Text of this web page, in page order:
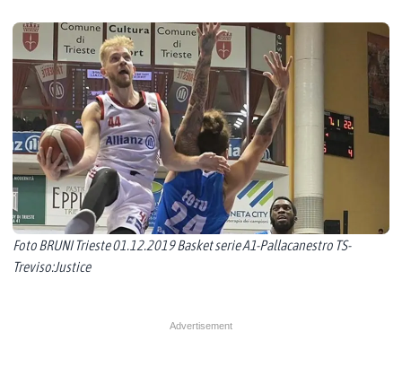
Foto BRUNI Trieste 01.12.2019 Basket serie A1-Pallacanestro TS-
Treviso:Justice